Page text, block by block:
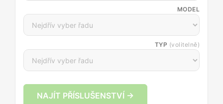
MODEL
TYP (volitelně)
NAJÍT PŘÍSLUŠENSTVÍ →